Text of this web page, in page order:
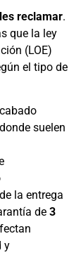
reclamar.
que la ley
(LOE)
el tipo de
suelen
la entrega
de 3
y